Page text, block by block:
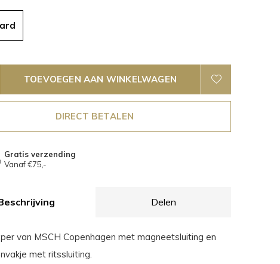
TOEVOEGEN AAN WINKELWAGEN
DIRECT BETALEN
Gratis verzending
Vanaf €75,-
Delen
van MSCH Copenhagen met magneetsluiting en
met ritssluiting.